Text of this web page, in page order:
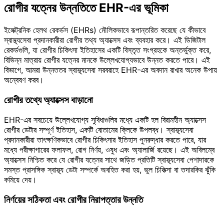
রোগীর যত্নের উন্নতিতে EHR-এর ভূমিকা
ইলেক্ট্রনিক হেলথ রেকর্ডস (EHRs) মৌলিকভাবে রূপান্তরিত করেছে যে কীভাবে
স্বাস্থ্যসেবা প্রদানকারীরা রোগীর তথ্য অ্যাক্সেস এবং ব্যবহার করে। এই ডিজিটাল
রেকর্ডগুলি, যা রোগীর চিকিৎসা ইতিহাসের একটি বিস্তৃত সংগ্রহকে অন্তর্ভুক্ত করে,
বিভিন্ন মাত্রায় রোগীর যত্নের মানকে উল্লেখযোগ্যভাবে উন্নত করতে পারে। এই
বিভাগে, আমরা উন্নততর স্বাস্থ্যসেবা সরবরাহে EHR-এর অবদান রাখার অনেক উপায়
অন্বেষণ করব।
রোগীর তথ্যে অ্যাক্সেস বাড়ানো
EHR-এর সবচেয়ে উল্লেখযোগ্য সুবিধাগুলির মধ্যে একটি হল বিরামহীন অ্যাক্সেস
রোগীর ডেটার সম্পূর্ণ ইতিহাস, একটি বোতামের ক্লিকে উপলব্ধ। স্বাস্থ্যসেবা
প্রদানকারীরা তাৎক্ষণিকভাবে রোগীর চিকিৎসার ইতিহাস পুনরুদ্ধার করতে পারে, যার
মধ্যে পরীক্ষাগারের ফলাফল, রোগ নির্ণয়, ওষুধ এবং অ্যালার্জি রয়েছে। এই অবিলম্বে
অ্যাক্সেস নিশ্চিত করে যে রোগীর যত্নের সাথে জড়িত প্রতিটি স্বাস্থ্যসেবা পেশাদারকে
সমস্ত প্রাসঙ্গিক স্বাস্থ্য ডেটা সম্পর্কে অবহিত করা হয়, ভুল চিকিত্সা বা তদারকির ঝুঁকি
কমিয়ে দেয়।
নির্ণয়ের সঠিকতা এবং রোগীর নিরাপত্তার উন্নতি